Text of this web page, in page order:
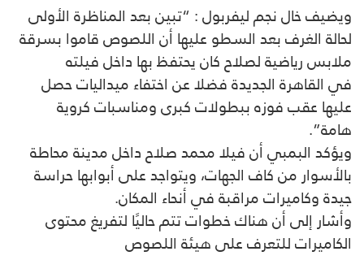
ويضيف خال نجم ليفربول : “تبين بعد المناظرة الأولى
لحالة الغرف بعد السطو ‏عليها أن ‏اللصوص قاموا بسرقة
ملابس رياضية لصلاح كان يحتفظ بها داخل فيلته
في القاهرة الجديدة ‏فضلا عن اختفاء ‏ميداليات حصل
عليها عقب فوزه ببطولات كبرى ومناسبات كروية
هامة”.‏
ويؤكد البمبي أن فيلا محمد صلاح داخل مدينة محاطة
بالأسوار من كاف الجهات، ويتواجد على أبوابها حراسة
‏جيدة ‏وكاميرات مراقبة في أنحاء المكان.
وأشار إلى أن هناك خطوات تتم حاليًا ‏لتفريغ محتوى
الكاميرات ‏للتعرف على هيئة اللصوص